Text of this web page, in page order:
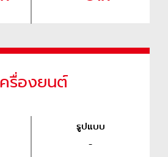
รื่องยนต์
รูปแบบ
-